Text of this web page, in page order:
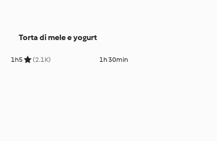
1h
Torta di mele e yogurt
5 (2.1K) 1h 30min